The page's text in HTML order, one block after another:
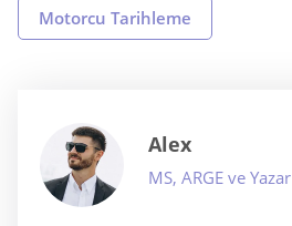
Motorcu Tarihleme
Alex
MS, ARGE ve Yazar